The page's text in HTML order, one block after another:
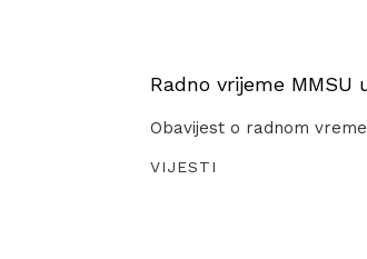
Radno vrijeme MMSU
Obavijest o radnom
VIJESTI